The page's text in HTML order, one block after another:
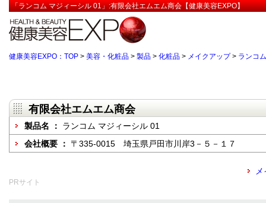
「ランコム マジィーシル 01」:有限会社エムエム商会【健康美容EXPO】
健康美容EXPO：TOP > 美容・化粧品 > 製品 > 化粧品 > メイクアップ> ランコ
有限会社エムエム商会
製品名 ： ランコム マジィーシル 01
会社概要 ： 〒335-0015 埼玉県戸田市川岸3－５－１７
PRサイト